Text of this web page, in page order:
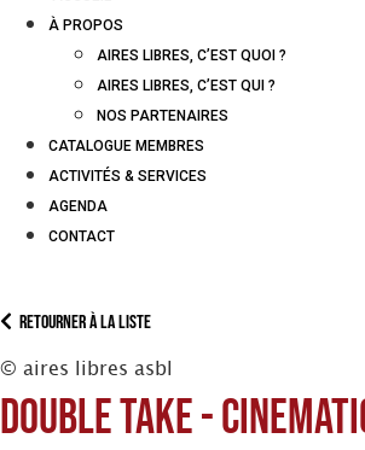
À PROPOS
AIRES LIBRES, C’EST QUOI ?
AIRES LIBRES, C’EST QUI ?
NOS PARTENAIRES
CATALOGUE MEMBRES
ACTIVITÉS & SERVICES
AGENDA
CONTACT
Retourner à la liste
© aires libres asbl
Double Take -